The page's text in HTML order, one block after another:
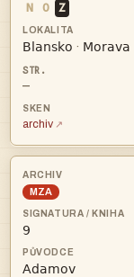
N O Z
 · 
—
archiv
MZA

